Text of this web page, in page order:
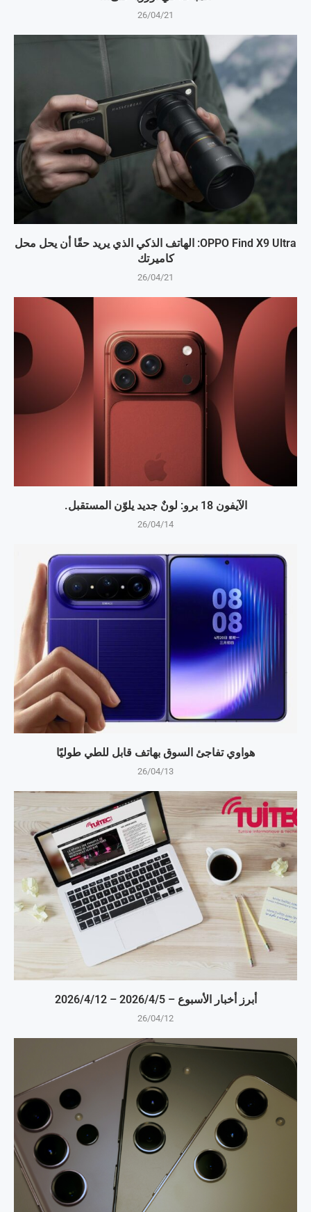
26/04/21
OPPO Find X9 Ultra: الهاتف الذكي الذي يريد حقًا أن يحل محل
كاميرتك
26/04/21
الآيفون 18 برو: لونٌ جديد يلوّن المستقبل.
26/04/14
هواوي تفاجئ السوق بهاتف قابل للطي طوليًا
26/04/13
أبرز أخبار الأسبوع – 5‏/4‏/2026 – 12‏/4‏/2026
26/04/12